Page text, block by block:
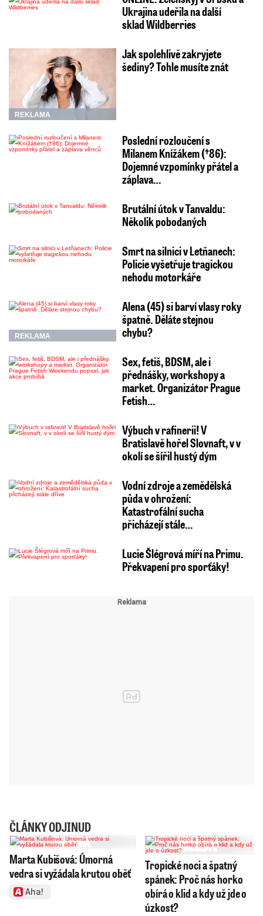
Ukrajina udeřila na další
sklad Wildberries
REKLAMA
Jak spolehlivě zakryjete
šediny? Tohle musíte znát
Poslední rozloučení s
Milanem Knížákem (†86):
Dojemné vzpomínky přátel a
záplava…
Brutální útok v Tanvaldu:
Několik pobodaných
Smrt na silnici v Letňanech:
Policie vyšetřuje tragickou
nehodu motorkáře
REKLAMA
Alena (45) si barví vlasy roky
špatně. Děláte stejnou
chybu?
Sex, fetiš, BDSM, ale i
přednášky, workshopy a
market. Organizátor Prague
Fetish…
Výbuch v rafinerii! V
Bratislavě hořel Slovnaft, v v
okolí se šířil hustý dým
Vodní zdroje a zemědělská
půda v ohrožení:
Katastrofální sucha
přicházejí stále…
Lucie Šlégrová míří na Primu.
Překvapení pro sporťáky!
ČLÁNKY ODJINUD
Marta Kubišová: Úmorná
vedra si vyžádala krutou oběť
Aha!
Tropické noci a špatný
spánek: Proč nás horko
obírá o klid a kdy už jde o
úzkost?